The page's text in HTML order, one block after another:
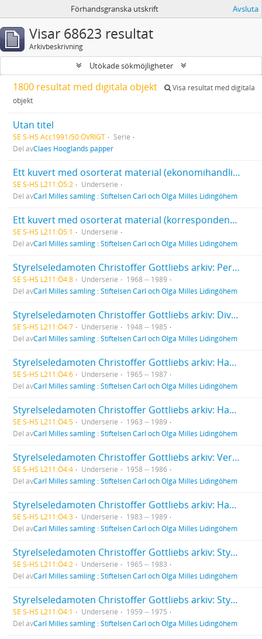
Förhandsgranska utskrift Avsluta
Visar 68623 resultat
Arkivbeskrivning
Utökade sökmöjligheter
1800 resultat med digitala objekt
Visa resultat med digitala
objekt
Utan titel
SE S-HS Acc1991/50:ÖVRIGT
Serie
Del avClaes Hooglands papper
Ett kuvert med osorterat material (ekonomihandlingar, korrespondens, kopior av protokoll, o. dyl.).
SE S-HS L211:Ö5:2
Underserie
Del avCarl Milles samling : Stiftelsen Carl och Olga Milles Lidingöhem
Ett kuvert med osorterat material (korrespondens, kopior av protokoll, o. dyl.).
SE S-HS L211:Ö5:1
Underserie
Del avCarl Milles samling : Stiftelsen Carl och Olga Milles Lidingöhem
Styrelseledamoten Christoffer Gottliebs arkiv: Personalärenden.
SE S-HS L211:Ö4:8 Underserie
1968 -- 1989
Del avCarl Milles samling : Stiftelsen Carl och Olga Milles Lidingöhem
Styrelseledamoten Christoffer Gottliebs arkiv: Diverse handlingar rörande Stiftelsen (kopior).
SE S-HS L211:Ö4:7 Underserie
1948 -- 1985
Del avCarl Milles samling : Stiftelsen Carl och Olga Milles Lidingöhem
Styrelseledamoten Christoffer Gottliebs arkiv: Handlingar rörande byggnationer.
SE S-HS L211:Ö4:6 Underserie
1965 -- 1987
Del avCarl Milles samling : Stiftelsen Carl och Olga Milles Lidingöhem
Styrelseledamoten Christoffer Gottliebs arkiv: Handlingar angående ekonomiska och organisatoriska frågor.
SE S-HS L211:Ö4:5 Underserie
1963 -- 1989
Del avCarl Milles samling : Stiftelsen Carl och Olga Milles Lidingöhem
Styrelseledamoten Christoffer Gottliebs arkiv: Verksamhetsberättelser med revisionsberättelser.
SE S-HS L211:Ö4:4 Underserie
1958 -- 1986
Del avCarl Milles samling : Stiftelsen Carl och Olga Milles Lidingöhem
Styrelseledamoten Christoffer Gottliebs arkiv: Handlingar till styrelsesammanträden.
SE S-HS L211:Ö4:3 Underserie
1983 -- 1989
Del avCarl Milles samling : Stiftelsen Carl och Olga Milles Lidingöhem
Styrelseledamoten Christoffer Gottliebs arkiv: Styrelseprotokoll med föredragningslistor.
SE S-HS L211:Ö4:2 Underserie
1965 -- 1983
Del avCarl Milles samling : Stiftelsen Carl och Olga Milles Lidingöhem
Styrelseledamoten Christoffer Gottliebs arkiv: Styrelseprotokoll.
SE S-HS L211:Ö4:1 Underserie
1959 -- 1975
Del avCarl Milles samling : Stiftelsen Carl och Olga Milles Lidingöhem